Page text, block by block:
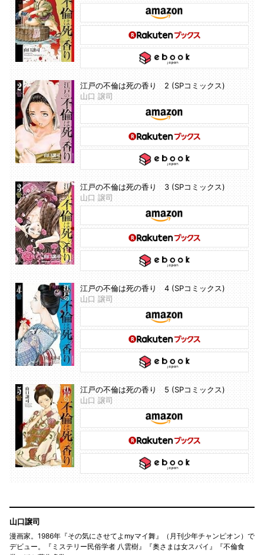
江戸の不倫は死の香り 2 (SPコミックス)
山口 譲司
江戸の不倫は死の香り 3 (SPコミックス)
山口 譲司
江戸の不倫は死の香り 4 (SPコミックス)
山口 譲司
江戸の不倫は死の香り 5 (SPコミックス)
山口 譲司
山口譲司
漫画家。1986年『その気にさせてよmyマイ舞』（月刊少年チャンピオン）で
デビュー。『ミステリー民俗学者 八雲樹』『奥さまは女スパイ』『不倫食